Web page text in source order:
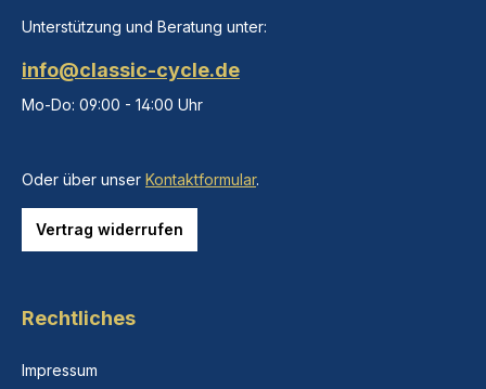
Unterstützung und Beratung unter:
info@classic-cycle.de
Mo-Do: 09:00 - 14:00 Uhr
Oder über unser Kontaktformular.
Vertrag widerrufen
Rechtliches
Impressum